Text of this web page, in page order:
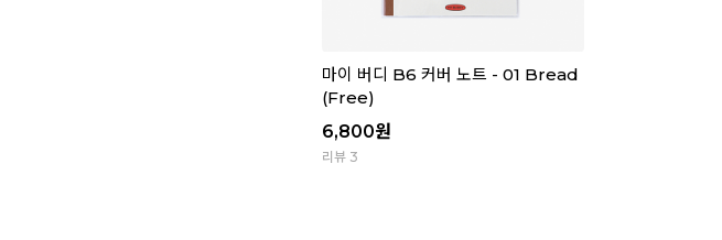
마이 버디 B6 커버 노트 - 01 Bread
(Free)
6,800원
리뷰 3